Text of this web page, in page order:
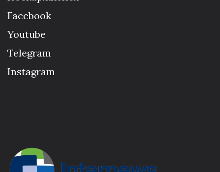
Facebook
Youtube
Telegram
Instagram